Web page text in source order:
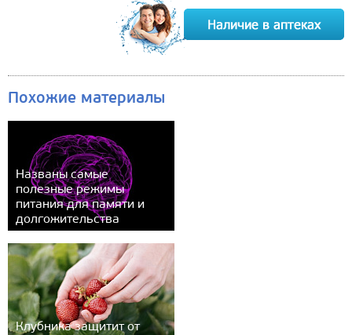
Похожие материалы
Названы самые
полезные режимы
питания для памяти и
долгожительства
Клубника защитит от